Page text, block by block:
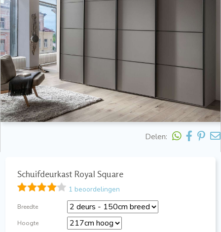
Delen:
Schuifdeurkast Royal Square
1 beoordelingen
Breedte
Hoogte